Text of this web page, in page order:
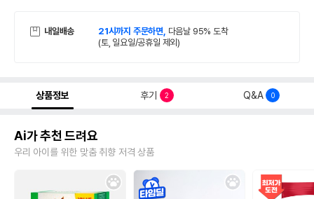
내일배송 21시까지 주문하면, 다음날 95% 도착
(토, 일요일/공휴일 제외)
상품정보 후기 2 Q&A 0
Ai가 추천 드려요
우리 아이를 위한 맞춤 취향 저격 상품